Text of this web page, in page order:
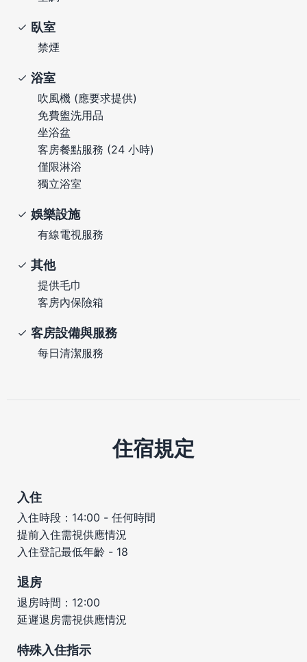
臥室
禁煙
浴室
吹風機 (應要求提供)
免費盥洗用品
坐浴盆
客房餐點服務 (24 小時)
僅限淋浴
獨立浴室
娛樂設施
有線電視服務
其他
提供毛巾
客房內保險箱
客房設備與服務
每日清潔服務
住宿規定
入住
入住時段：14:00 - 任何時間
提前入住需視供應情況
入住登記最低年齡 - 18
退房
退房時間：12:00
延遲退房需視供應情況
特殊入住指示